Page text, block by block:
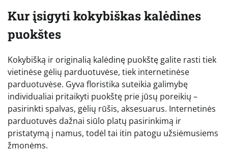
Kur įsigyti kokybiškas kalėdines
puokštes
Kokybišką ir originalią kalėdinę puokštę galite rasti tiek
vietinėse gėlių parduotuvėse, tiek internetinėse
parduotuvėse. Gyva floristika suteikia galimybę
individualiai pritaikyti puokštę prie jūsų poreikių –
pasirinkti spalvas, gėlių rūšis, aksesuarus. Internetinės
parduotuvės dažnai siūlo platų pasirinkimą ir
pristatymą į namus, todėl tai itin patogu užsiėmusiems
žmonėms.